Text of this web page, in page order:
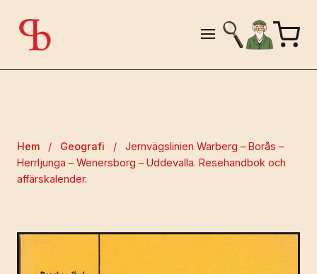
Hem / Geografi /
Jernvägslinien Warberg – Borås –
Herrljunga – Wenersborg – Uddevalla. Resehandbok och
affärskalender.